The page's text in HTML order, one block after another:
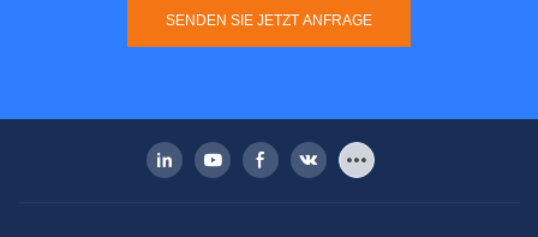
SENDEN SIE JETZT ANFRAGE